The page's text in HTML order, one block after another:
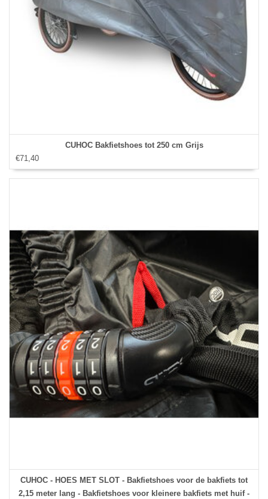
CUHOC Bakfietshoes tot 250 cm Grijs
€71,40
CUHOC - HOES MET SLOT - Bakfietshoes voor de bakfiets tot
2,15 meter lang - Bakfietshoes voor kleinere bakfiets met huif -